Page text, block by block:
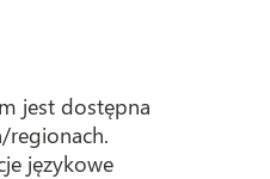
jest dostępna
regionach.
językowe